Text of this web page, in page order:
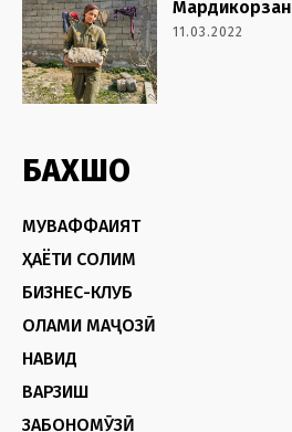
Мардикорзан
11.03.2022
БАХШҲО
МУВАФФАҚИЯТ
ҲАЁТИ СОЛИМ
БИЗНЕС-КЛУБ
ОЛАМИ МАҶОЗӢ
НАВИД
ВАРЗИШ
ЗАБОНОМӮЗӢ